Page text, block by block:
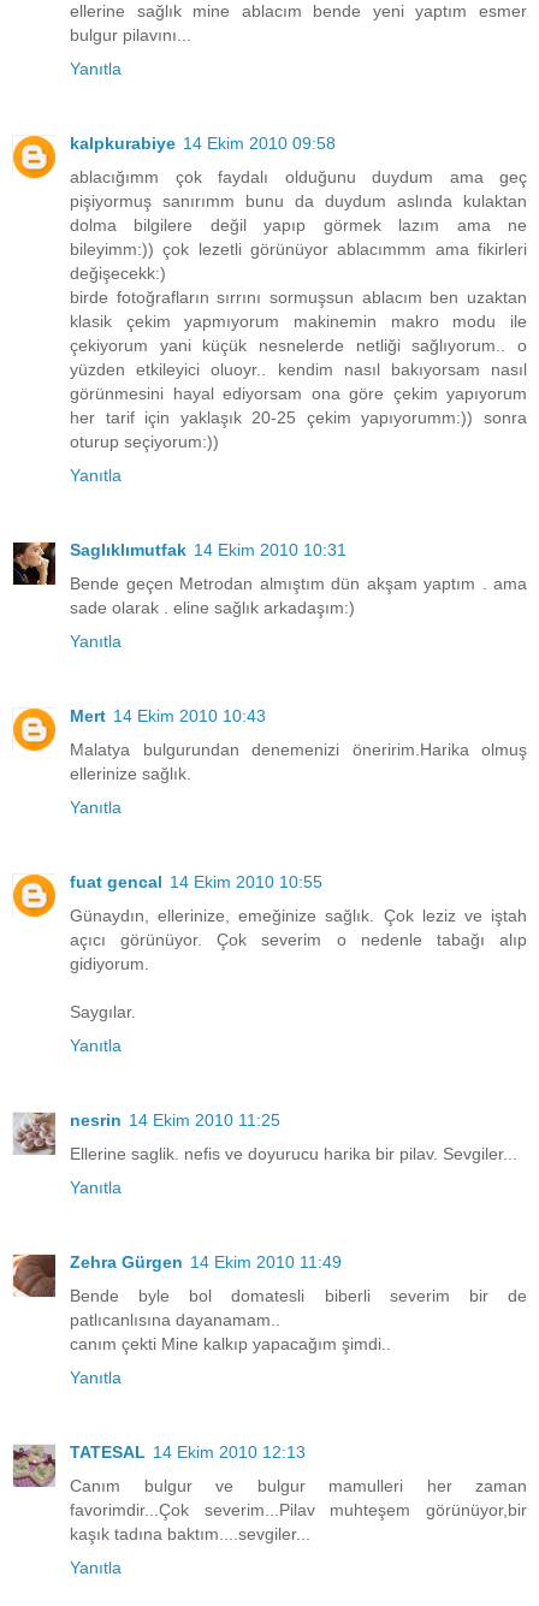
ellerine sağlık mine ablacım bende yeni yaptım esmer
bulgur pilavını...
Yanıtla
kalpkurabiye 14 Ekim 2010 09:58
ablacığımm çok faydalı olduğunu duydum ama geç
pişiyormuş sanırımm bunu da duydum aslında kulaktan
dolma bilgilere değil yapıp görmek lazım ama ne
bileyimm:)) çok lezetli görünüyor ablacımmm ama fikirleri
değişecekk:)
birde fotoğrafların sırrını sormuşsun ablacım ben uzaktan
klasik çekim yapmıyorum makinemin makro modu ile
çekiyorum yani küçük nesnelerde netliği sağlıyorum.. o
yüzden etkileyici oluoyr.. kendim nasıl bakıyorsam nasıl
görünmesini hayal ediyorsam ona göre çekim yapıyorum
her tarif için yaklaşık 20-25 çekim yapıyorumm:)) sonra
oturup seçiyorum:))
Yanıtla
Saglıklımutfak 14 Ekim 2010 10:31
Bende geçen Metrodan almıştım dün akşam yaptım . ama
sade olarak . eline sağlık arkadaşım:)
Yanıtla
Mert 14 Ekim 2010 10:43
Malatya bulgurundan denemenizi öneririm.Harika olmuş
ellerinize sağlık.
Yanıtla
fuat gencal 14 Ekim 2010 10:55
Günaydın, ellerinize, emeğinize sağlık. Çok leziz ve iştah
açıcı görünüyor. Çok severim o nedenle tabağı alıp
gidiyorum.
Saygılar.
Yanıtla
nesrin 14 Ekim 2010 11:25
Ellerine saglik. nefis ve doyurucu harika bir pilav. Sevgiler...
Yanıtla
Zehra Gürgen 14 Ekim 2010 11:49
Bende byle bol domatesli biberli severim bir de
patlıcanlısına dayanamam..
canım çekti Mine kalkıp yapacağım şimdi..
Yanıtla
TATESAL 14 Ekim 2010 12:13
Canım bulgur ve bulgur mamulleri her zaman
favorimdir...Çok severim...Pilav muhteşem görünüyor,bir
kaşık tadına baktım....sevgiler...
Yanıtla